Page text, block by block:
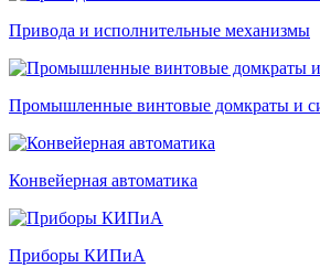
Привода и исполнительные механизмы
Промышленные винтовые домкраты и
Конвейерная автоматика
Приборы КИПиА